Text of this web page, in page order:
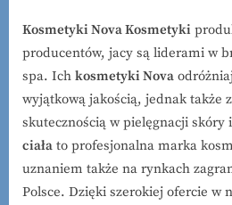
Kosmetyki Nova Kosmetyki
producentów, jacy są liderami w
spa. Ich kosmetyki Nova
wyjątkową jakością, jednak także
skutecznością w pielęgnacji skóry i
ciała to profesjonalna marka
uznaniem także na rynkach
Polsce. Dzięki szerokiej ofercie w